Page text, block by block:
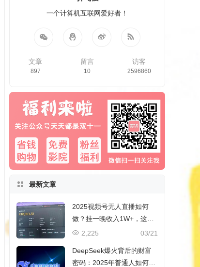
一个计算机互联网爱好者！
文章
897
留言
10
访客
2596860
最新文章
2025视频号无人直播如何
做？挂一晚收入1W+，这份
教程，小白可做~
03/21
2,225
DeepSeek爆火背后的财富
密码：2025年普通人如何抓